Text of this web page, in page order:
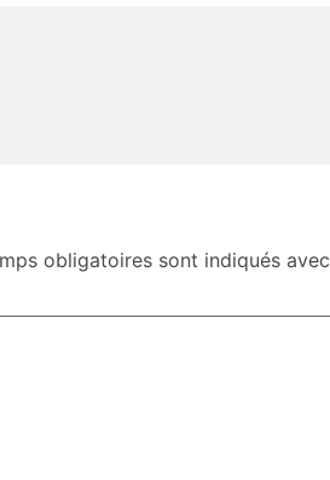
obligatoires sont indiqués avec